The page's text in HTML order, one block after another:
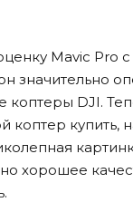
Mavic Pro
значительно
коптеры DJI.
коптер купить,
хорошее